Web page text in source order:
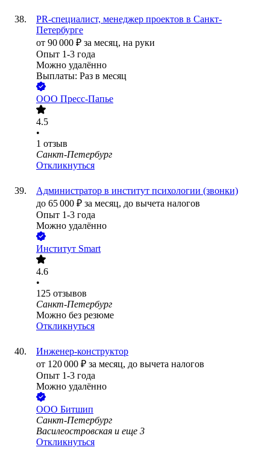
PR-специалист, менеджер проектов в Санкт-
Петербурге
от 90 000 ₽ за месяц, на руки
Опыт 1-3 года
Можно удалённо
Выплаты: Раз в месяц
ООО Пресс-Папье
4.5
•
1 отзыв
Санкт-Петербург
Откликнуться
Администратор в институт психологии (звонки)
до 65 000 ₽ за месяц, до вычета налогов
Опыт 1-3 года
Можно удалённо
Институт Smart
4.6
•
125 отзывов
Санкт-Петербург
Можно без резюме
Откликнуться
Инженер-конструктор
от 120 000 ₽ за месяц, до вычета налогов
Опыт 1-3 года
Можно удалённо
ООО Битшип
Санкт-Петербург
Василеостровская и еще 3
Откликнуться